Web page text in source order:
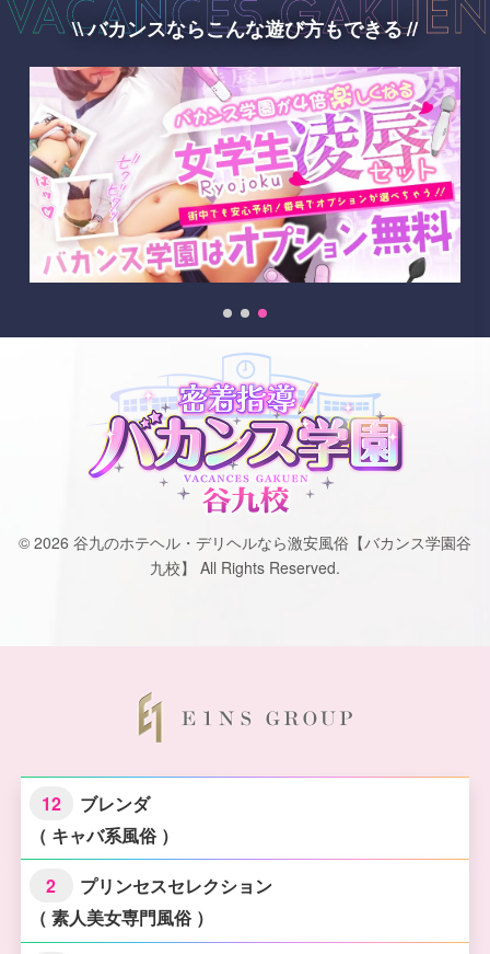
バカンスならこんな遊び方もできる
© 2026 谷九のホテヘル・デリヘルなら激安風俗【バカンス学園谷
九校】 All Rights Reserved.
12
ブレンダ
（ キャバ系風俗 ）
2
プリンセスセレクション
（ 素人美女専門風俗 ）